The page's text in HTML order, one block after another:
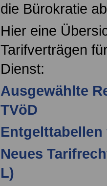
die Bürokratie
Hier eine
Tarifverträgen
Dienst:
Ausgewählte
TVöD
Entgelttabellen
Neues
L)